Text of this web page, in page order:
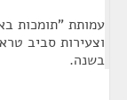
עמותת "תומכות
וצעירות סביב
בשנה.